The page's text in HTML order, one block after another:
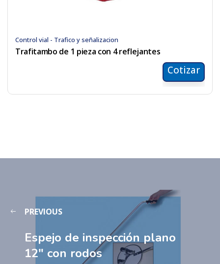
Control vial - Trafico y señalizacion
Trafitambo de 1 pieza con 4 reflejantes
Cotizar
PREVIOUS
Espejo de inspección plano
12″ con rodos